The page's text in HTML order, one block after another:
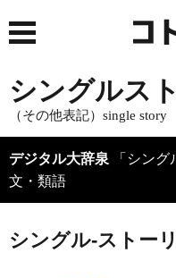
シングルス
（その他表記）single story
デジタル大辞泉 「シング
文・類語
シングル‐ストー